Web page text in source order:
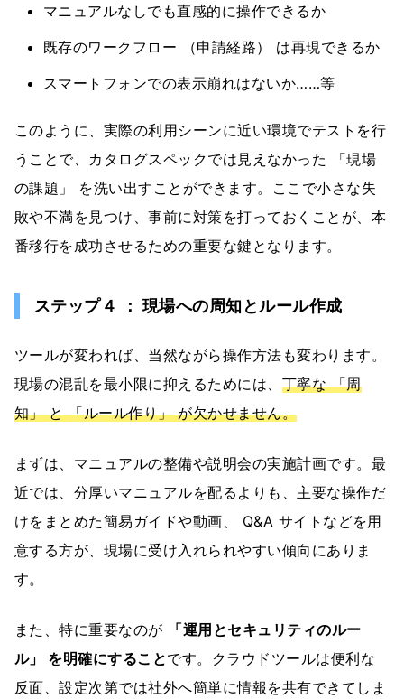
マニュアルなしでも直感的に操作できるか
既存のワークフロー （申請経路） は再現できるか
スマートフォンでの表示崩れはないか……等
このように、実際の利用シーンに近い環境でテストを行
うことで、カタログスペックでは見えなかった 「現場
の課題」 を洗い出すことができます。ここで小さな失
敗や不満を見つけ、事前に対策を打っておくことが、本
番移行を成功させるための重要な鍵となります。
ステップ４ ： 現場への周知とルール作成
ツールが変われば、当然ながら操作方法も変わります。
現場の混乱を最小限に抑えるためには、 丁寧な 「周
知」 と 「ルール作り」 が欠かせません。
まずは、マニュアルの整備や説明会の実施計画です。最
近では、分厚いマニュアルを配るよりも、主要な操作だ
けをまとめた簡易ガイドや動画、 Q&A サイトなどを用
意する方が、現場に受け入れられやすい傾向にありま
す。
また、特に重要なのが
「運用とセキュリティのルー
ル」 を明確にすることです。クラウドツールは便利な
反面、設定次第では社外へ簡単に情報を共有できてしま